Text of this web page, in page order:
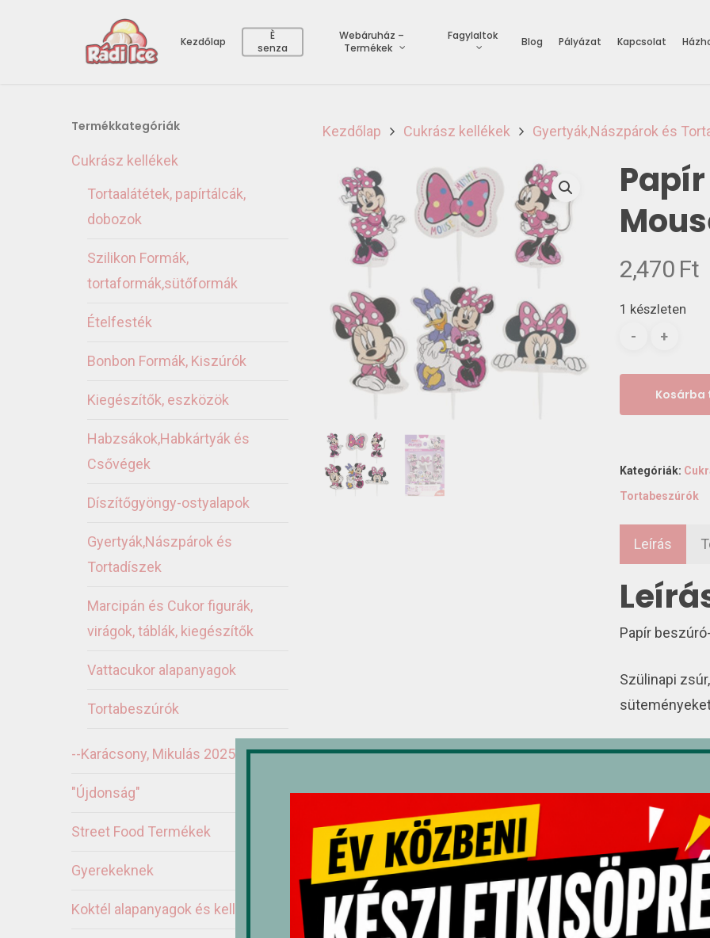
Kezdőlap
È
senza
Webáruház –
Termékek
Fagylaltok Blog Pályázat Kapcsolat
Termékkategóriák
Cukrász kellékek
Tortaalátétek, papírtálcák,
dobozok
Szilikon Formák,
tortaformák,sütőformák
Ételfesték
Bonbon Formák, Kiszúrók
Kiegészítők, eszközök
Habzsákok,Habkártyák és
Csővégek
Díszítőgyöngy-ostyalapok
Gyertyák,Nászpárok és
Tortadíszek
Marcipán és Cukor figurák,
virágok, táblák, kiegészítők
Vattacukor alapanyagok
Tortabeszúrók
--Karácsony, Mikulás 2025
"Újdonság"
Street Food Termékek
Gyerekeknek
Koktél alapanyagok és kellékek
Kezdőlap Cukrász kellékek Gyertyák,Nászpárok és
2,470 Ft
1 készleten
Kosárba
Kategóriák:
Tortabeszúrók
Leírás
Papír
Szülinapi
30 db/
Kapcsolódó termékek